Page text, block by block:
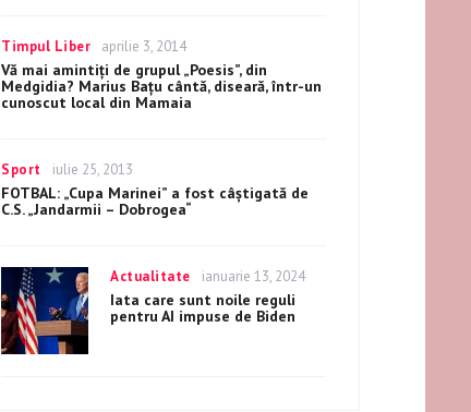
Categories
Timpul Liber
Posted
on
aprilie 3, 2014
Vă mai amintiţi de grupul „Poesis”, din
Medgidia? Marius Baţu cântă, diseară, într-un
cunoscut local din Mamaia
Categories
Sport
Posted
on
iulie 25, 2013
FOTBAL: „Cupa Marinei” a fost câştigată de
C.S. „Jandarmii – Dobrogea“
Categories
Actualitate
Posted
on
ianuarie 13, 2024
Iata care sunt noile reguli
pentru AI impuse de Biden